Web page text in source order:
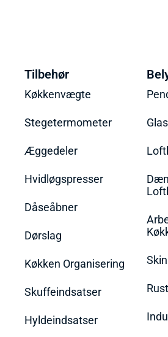
Tilbehør
Køkkenvægte
Stegetermometer
Æggedeler
Hvidløgspresser
Dåseåbner
Dørslag
Køkken Organisering
Skuffeindsatser
Hyldeindsatser